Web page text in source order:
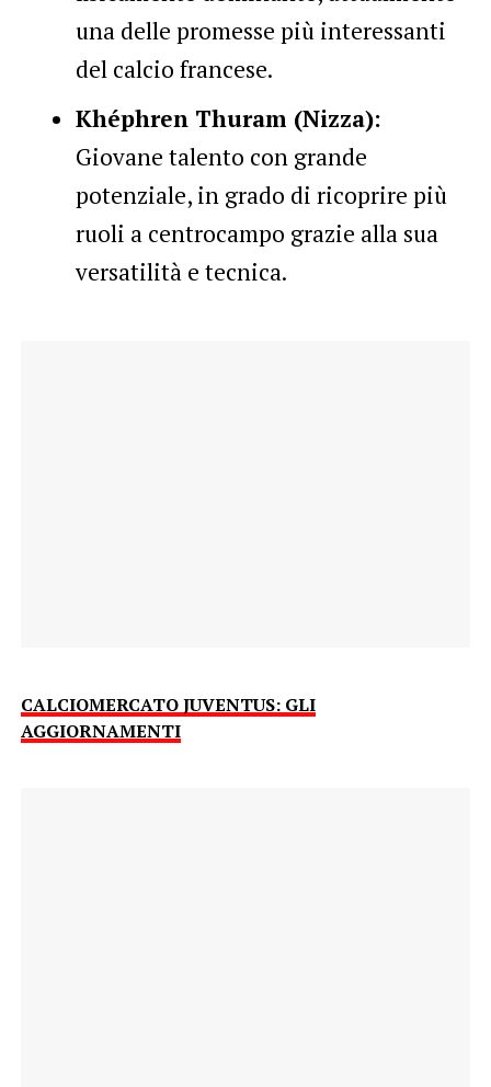
una delle promesse più interessanti
del calcio francese.
Khéphren Thuram (Nizza):
Giovane talento con grande
potenziale, in grado di ricoprire più
ruoli a centrocampo grazie alla sua
versatilità e tecnica.
CALCIOMERCATO JUVENTUS: GLI
AGGIORNAMENTI